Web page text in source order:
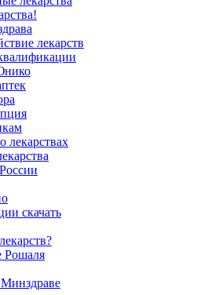
лекарств
лекарствах
скачать
Рошаля